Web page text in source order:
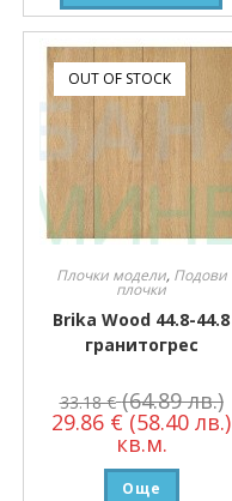
OUT OF STOCK
Плочки модели, Подови
плочки
Brika Wood 44.8-44.8
гранитогрес
33.18€ (64.89 лв.)
29.86 € (58.40 лв.)
кв.м.
Още